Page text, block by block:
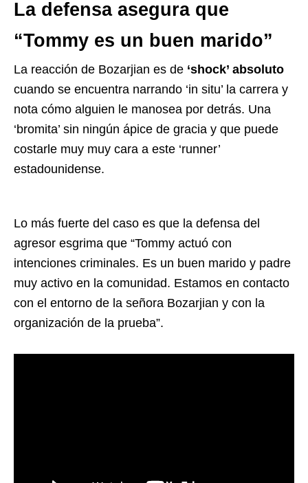
La defensa asegura que
“Tommy es un buen marido”
La reacción de Bozarjian es de ‘shock’ absoluto
cuando se encuentra narrando ‘in situ’ la carrera y
nota cómo alguien le manosea por detrás. Una
‘bromita’ sin ningún ápice de gracia y que puede
costarle muy muy cara a este ‘runner’
estadounidense.
Lo más fuerte del caso es que la defensa del
agresor esgrima que “Tommy actuó con
intenciones criminales. Es un buen marido y padre
muy activo en la comunidad. Estamos en contacto
con el entorno de la señora Bozarjian y con la
organización de la prueba”.